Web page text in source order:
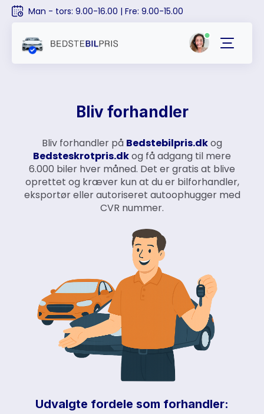
Man - tors: 9.00-16.00 | Fre: 9.00-15.00
Bliv forhandler
Bliv forhandler på Bedstebilpris.dkog
Bedsteskrotpris.dkog få adgang til mere
6.000 biler hver måned. Det er gratis at blive
oprettet og kræver kun at du er bilforhandler,
eksportør eller autoriseret autoophugger med
CVR nummer.
Udvalgte fordele som forhandler: